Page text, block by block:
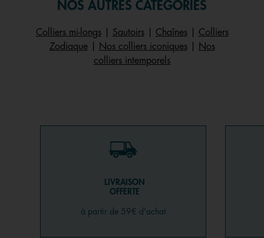
NOS AUTRES CATÉGORIES
Colliers mi-longs| Sautoirs| Chaînes| Colliers
Zodiaque| Nos colliers iconiques|
Nos
colliers intemporels
LIVRAISON
OFFERTE
à partir de 59€ d'achat